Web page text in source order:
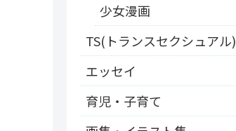
少女漫画
TS(トランスセクシュアル)
エッセイ
育児・子育て